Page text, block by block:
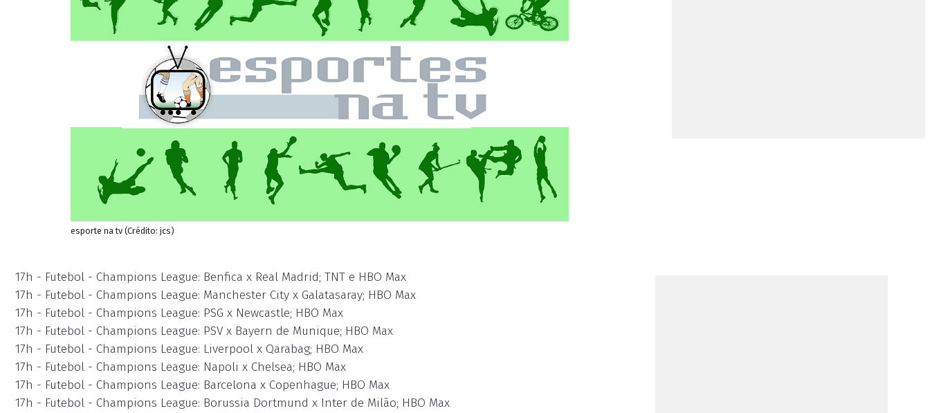
esporte na tv (Crédito: jcs)
17h - Futebol - Champions League: Benfica x Real Madrid; TNT e HBO Max
17h - Futebol - Champions League: Manchester City x Galatasaray; HBO Max
17h - Futebol - Champions League: PSG x Newcastle; HBO Max
17h - Futebol - Champions League: PSV x Bayern de Munique; HBO Max
17h - Futebol - Champions League: Liverpool x Qarabag; HBO Max
17h - Futebol - Champions League: Napoli x Chelsea; HBO Max
17h - Futebol - Champions League: Barcelona x Copenhague; HBO Max
17h - Futebol - Champions League: Borussia Dortmund x Inter de Milão; HBO Max